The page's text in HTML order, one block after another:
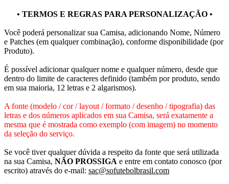
• TERMOS E REGRAS PARA PERSONALIZAÇÃO •
Você poderá personalizar sua Camisa, adicionando Nome, Número
e Patches (em qualquer combinação), conforme disponibilidade (por
Produto).
É possível adicionar qualquer nome e qualquer número, desde que
dentro do limite de caracteres definido (também por produto, sendo
em sua maioria, 12 letras e 2 algarismos).
A fonte (modelo / cor / layout / formato / desenho / tipografia) das
letras e dos números aplicados em sua Camisa, será exatamente a
mesma que é mostrada como exemplo (com imagem) no momento
da seleção do serviço.
Se você tiver qualquer dúvida a respeito da fonte que será utilizada
na sua Camisa, NÃO PROSSIGA e entre em contato conosco (por
escrito) através do e-mail: sac@sofutebolbrasil.com